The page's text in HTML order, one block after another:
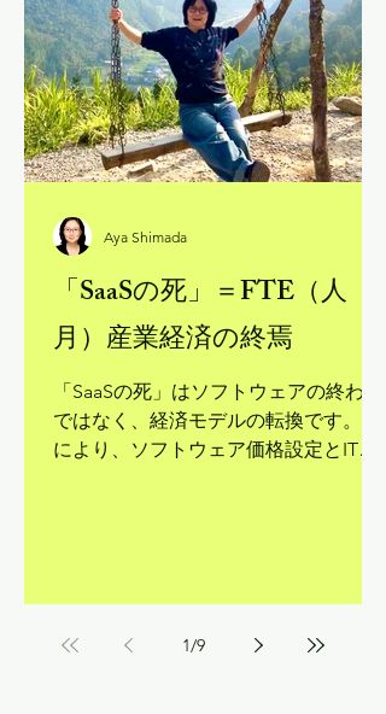
「SaaSの死」＝FTE（人
月）産業経済の終焉
「SaaSの死」はソフトウェアの終わり
ではなく、経済モデルの転換です。AI
により、ソフトウェア価格設定とITの
予算へ転換すること。自律エージェン
Aya Shimada
1/9